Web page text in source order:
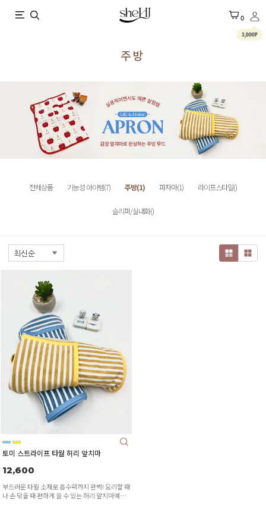
X 0
3,000P
주방
전체상품 기능성 아이템(7) 주방(1) 파자마(1) 라이프스타일()
슬리퍼/실내화()
토미 스트라이프 타월 허리 앞치마
12,600
부드러운 타월 소재로 흡수력까지 완벽! 요리할 때
나 손 닦을 때 편하게 쓸 수 있는 허리 앞치마예요.